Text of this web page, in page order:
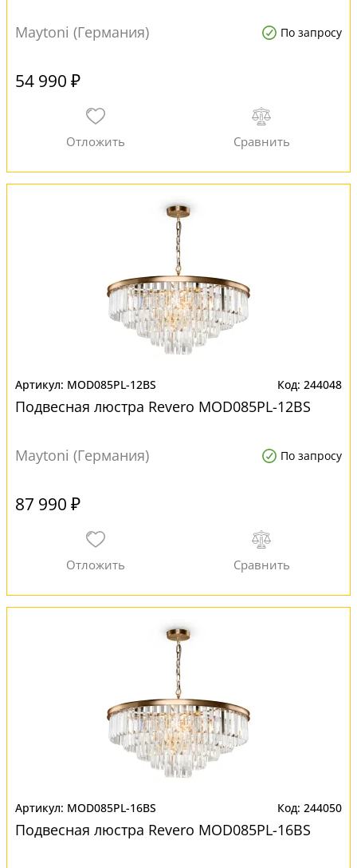
Maytoni (Германия) По запросу
54 990 ₽
MOD085PL-12BS 244048
Подвесная люстра Revero MOD085PL-12BS
Maytoni (Германия) По запросу
87 990 ₽
MOD085PL-16BS 244050
Подвесная люстра Revero MOD085PL-16BS